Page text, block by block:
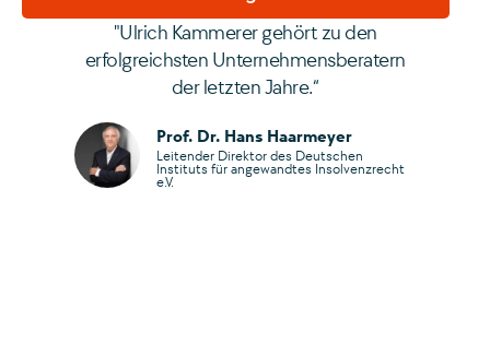
"Ulrich Kammerer gehört zu den
erfolgreichsten Unternehmensberatern
der letzten Jahre.“
Prof. Dr. Hans Haarmeyer
Leitender Direktor des Deutschen
Instituts für angewandtes Insolvenzrecht
e.V.